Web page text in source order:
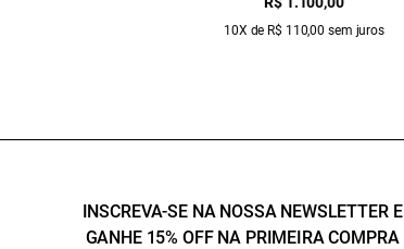
10X de R$ 110,00 sem juros
INSCREVA-SE NA NOSSA NEWSLETTER E
GANHE 15% OFF NA PRIMEIRA COMPRA